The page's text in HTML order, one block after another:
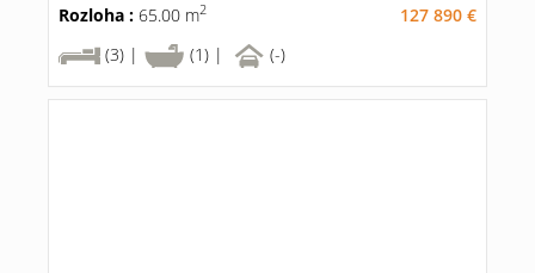
Rozloha : 65.00 m2
127 890 €
(3) |
(1) | (-)